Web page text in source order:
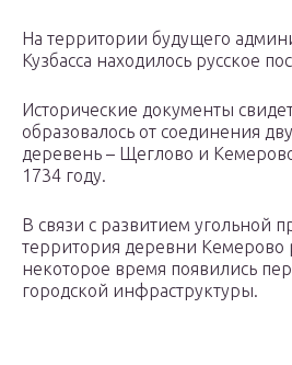
На территории будущего
Кузбасса находилось русское
Исторические документы
образовалось от соединения
деревень – Щеглово и
1734 году.
В связи с развитием угольной
территория деревни Кемерово
некоторое время появились
городской инфраструктуры.